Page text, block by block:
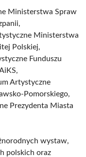
Ministerstwa Spraw
Ministerstwa
Polskiej,
Funduszu
Artystyczne
Pomorskiego,
Prezydenta Miasta
wystaw,
polskich oraz